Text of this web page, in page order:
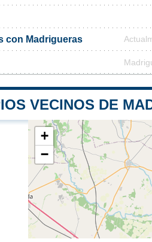
con Madrigueras
VECINOS DE
+
−